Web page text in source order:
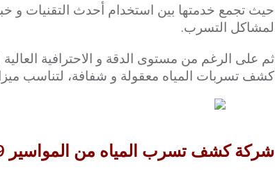
حيث تجمع خدمتها بين استخدام أحدث التقنيات و
لمشاكل التسرب.
ثم على الرغم من مستوى الدقة و الاحترافية
كشف تسربات المياه معقولة و شفافة، لتناسب
شركة كشف تسرب المياه من المواسير 0553445129